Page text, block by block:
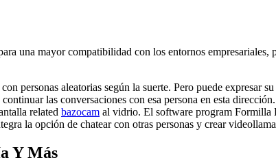
una mayor compatibilidad con los entornos empresariales,
personas aleatorias según la suerte. Pero puede expresar
las conversaciones con esa persona en esta
related bazocam al vidrio. El software program Formilla
la opción de chatear con otras personas y crear
Y Más